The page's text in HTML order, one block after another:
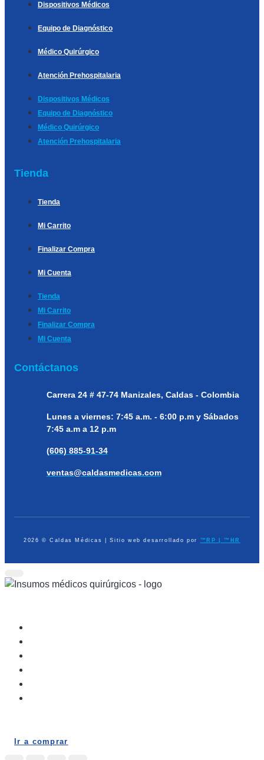
Dispositivos Médicos
Equipo de Diagnóstico
Médico Quirúrgico
Atención Prehospitalaria
Dispositivos Médicos
Equipo de Diagnóstico
Médico Quirúrgico
Atención Prehospitalaria
Tienda
Tienda
Mi Carrito
Finalizar Compra
Mi Cuenta
Tienda
Mi Carrito
Finalizar Compra
Mi Cuenta
Contáctanos
Carrera 24 # 47-74 Manizales, Caldas - Colombia
Lunes a viernes: 7:45 a.m. - 6:00 p.m y Sábados
7:45 a.m a 12 p.m
(606) 885-91-34
ventas@caldasmedicas.com
2026 © Caldas Médicas | Sitio web desarrollado por ™RP | ™HR
Ir a comprar